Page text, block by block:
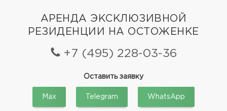
АРЕНДА ЭКСКЛЮЗИВНОЙ
РЕЗИДЕНЦИИ НА ОСТОЖЕНКЕ
+7 (495) 228-03-36
Оставить заявку
Max Telegram WhatsApp